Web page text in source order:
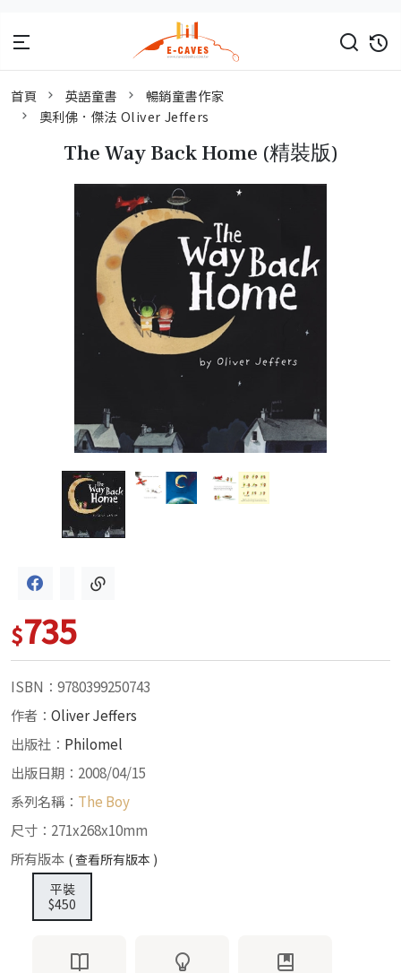
首頁 英語童書
暢銷童書作家
奧利佛．傑法 Oliver Jeffers
The Way Back Home (精裝版)
$735
ISBN：9780399250743
作者： Oliver Jeffers
出版社： Philomel
出版日期：2008/04/15
系列名稱： The Boy
尺寸：271x268x10mm
所有版本 ( 查看所有版本 )
平裝
$450